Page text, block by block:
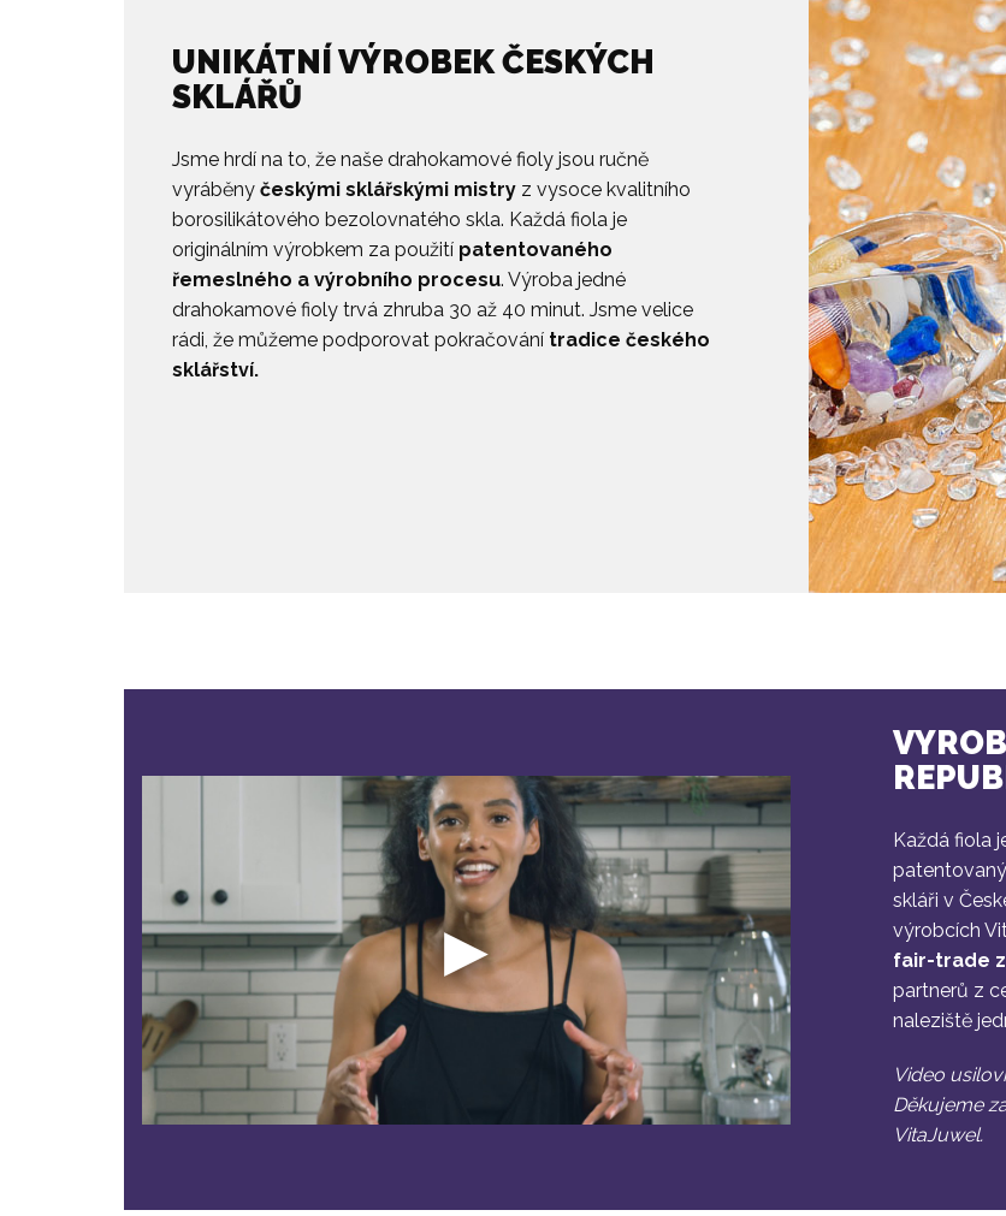
UNIKÁTNÍ VÝROBEK ČESKÝCH
SKLÁŘŮ
Jsme hrdí na to, že naše drahokamové fioly jsou ručně
vyráběny českými sklářskými mistry z vysoce kvalitního
borosilikátového bezolovnatého skla. Každá fiola je
originálním výrobkem za použití patentovaného
řemeslného a výrobního procesu. Výroba jedné
drahokamové fioly trvá zhruba 30 až 40 minut. Jsme velice
rádi, že můžeme podporovat pokračování tradice českého
sklářství.
Každá fiola
skláři v
výrobcích
fair-trade
partnerů z
naleziště
Video
Děkujeme
VitaJuwel.